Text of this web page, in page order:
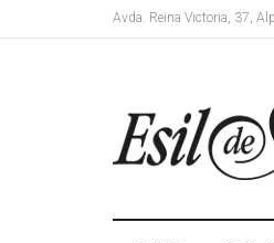
Avda. Reina Victoria, 37,